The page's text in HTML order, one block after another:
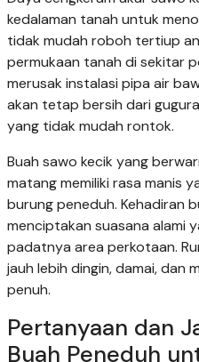
kedalaman tanah untuk
tidak mudah roboh tertiup
permukaan tanah di sekitar
merusak instalasi pipa air
akan tetap bersih dari
yang tidak mudah rontok.
Buah sawo kecik yang
matang memiliki rasa manis
burung peneduh. Kehadiran
menciptakan suasana alami
padatnya area perkotaan.
jauh lebih dingin, damai, dan
penuh.
Pertanyaan dan
Buah Peneduh